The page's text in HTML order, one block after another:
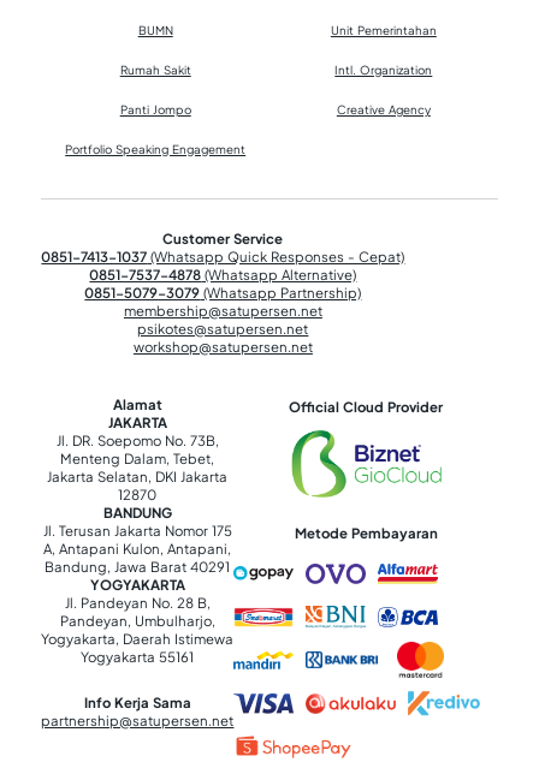
Customer Service
0851-7413-1037 (Whatsapp Quick Responses - Cepat)
0851-7537-4878 (Whatsapp Alternative)
0851-5079-3079 (Whatsapp Partnership)
membership@satupersen.net
psikotes@satupersen.net
workshop@satupersen.net
BUMN Unit Pemerintahan
Rumah Sakit Intl. Organization
Panti Jompo Creative Agency
Portfolio Speaking Engagement
Alamat
JAKARTA
Jl. DR. Soepomo No. 73B,
Menteng Dalam, Tebet,
Jakarta Selatan, DKI Jakarta
12870
BANDUNG
Jl. Terusan Jakarta Nomor 175
A, Antapani Kulon, Antapani,
Bandung, Jawa Barat 40291
YOGYAKARTA
Jl. Pandeyan No. 28 B,
Pandeyan, Umbulharjo,
Yogyakarta, Daerah Istimewa
Yogyakarta 55161
Info Kerja Sama
partnership@satupersen.net
Official Cloud Provider
Metode Pembayaran